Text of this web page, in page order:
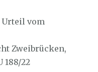
vom
Zweibrücken,
188/22